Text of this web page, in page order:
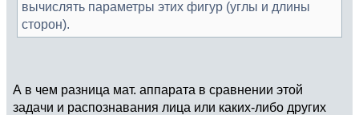
вычислять параметры этих фигур (углы и длины
сторон).
А в чем разница мат. аппарата в сравнении этой
задачи и распознавания лица или каких-либо других